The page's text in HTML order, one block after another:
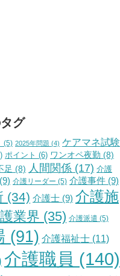
グ
(5) 2025年問題 (4) ケアマネ試験
ポイント (6) ワンオペ夜勤 (8)
足 (8) 人間関係 (17) 介護
(9) 介護リーダー (5) 介護事件 (9)
(34) 介護士 (9) 介護施
業界 (35) 介護派遣 (5)
(91) 介護福祉士 (11)
介護職員 (140)